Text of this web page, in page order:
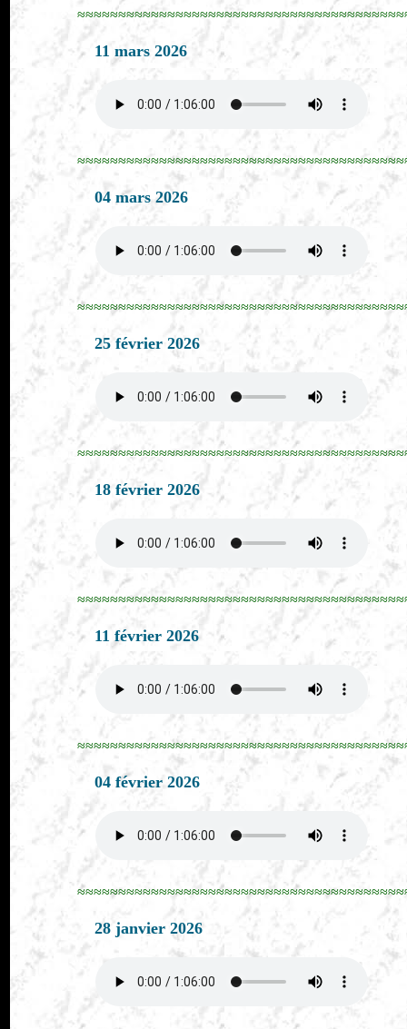
11 mars 2026
04 mars 2026
25 février 2026
18 février 2026
11 février 2026
04 février 2026
28 janvier 2026